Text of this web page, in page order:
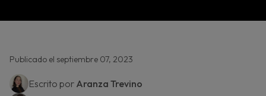
Publicado el septiembre 07, 2023
Escrito por Aranza Trevino